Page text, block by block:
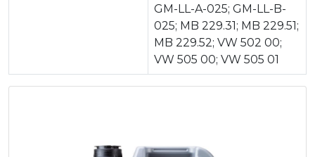
GM-LL-A-025; GM-LL-B-
025; MB 229.31; MB 229.51;
MB 229.52; VW 502 00;
VW 505 00; VW 505 01